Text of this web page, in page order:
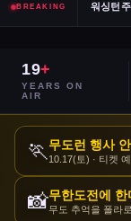
BREAKING 워싱턴
이란,
민주당
주거비
이스라
19+
YEARS ON
AIR
🏃 무도런 행사
10.17(토) · 티켓
📸무한도전에 한
무도 추억을 폴라